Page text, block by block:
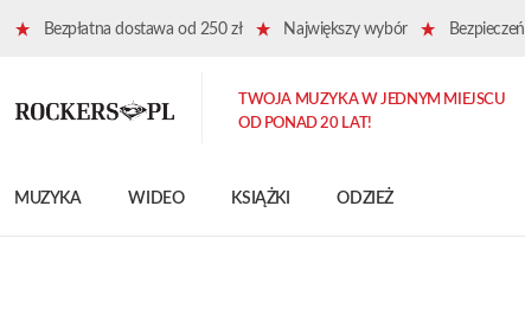
Bezpłatna dostawa od 250 zł Największy wybór
MUZYKA WIDEO KSIĄŻKI ODZIEŻ
TWOJA MUZYKA W JEDNYM MIEJSCU
OD PONAD 20 LAT!